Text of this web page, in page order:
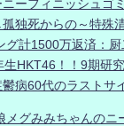
ーフィニッシュゴ
独死からの～特殊
グ計1500万返済：
HKT46！！9期研
病60代のラストサ
メグみみちゃんのニ